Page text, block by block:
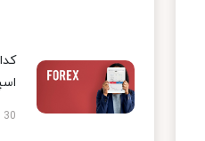
30 تیر 1405